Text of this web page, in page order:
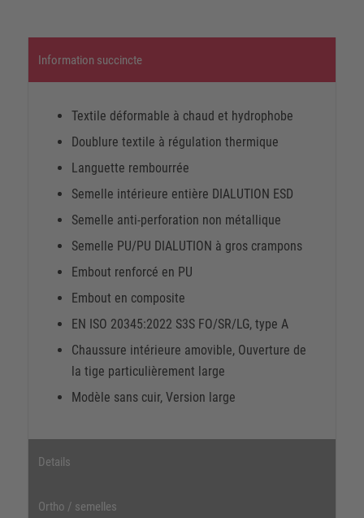
Information succincte
Textile déformable à chaud et hydrophobe
Doublure textile à régulation thermique
Languette rembourrée
Semelle intérieure entière DIALUTION ESD
Semelle anti-perforation non métallique
Semelle PU/PU DIALUTION à gros crampons
Embout renforcé en PU
Embout en composite
EN ISO 20345:2022 S3S FO/SR/LG, type A
Chaussure intérieure amovible, Ouverture de
la tige particulièrement large
Modèle sans cuir, Version large
Details
Ortho / semelles